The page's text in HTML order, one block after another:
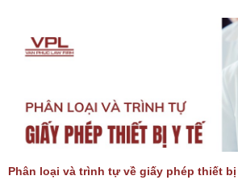
Phân loại và trình tự về giấy phép thiết